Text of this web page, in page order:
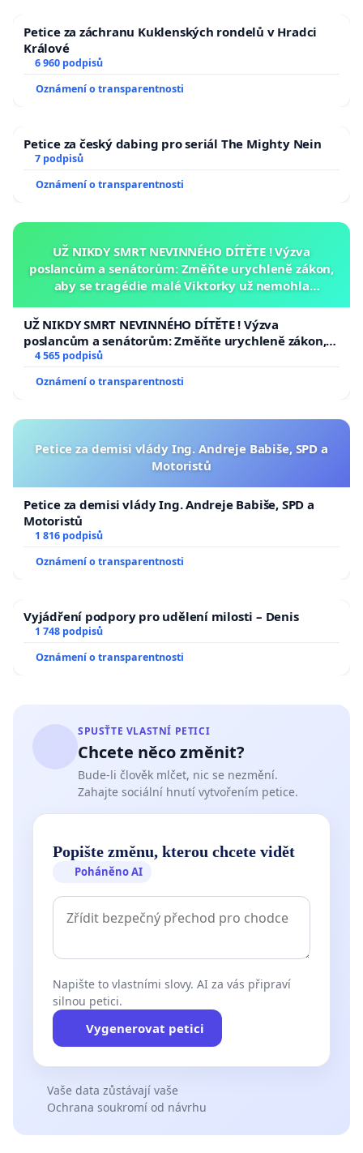
Petice za záchranu Kuklenských rondelů v Hradci
Králové
6 960 podpisů
Oznámení o transparentnosti
Petice za český dabing pro seriál The Mighty Nein
7 podpisů
Oznámení o transparentnosti
UŽ NIKDY SMRT NEVINNÉHO DÍTĚTE ! Výzva
poslancům a senátorům: Změňte urychleně zákon,
aby se tragédie malé Viktorky už nemohla
UŽ NIKDY SMRT NEVINNÉHO DÍTĚTE ! Výzva
poslancům a senátorům: Změňte urychleně zákon,
aby se tragédie malé Viktorky už nemohla opakovat!
4 565 podpisů
Oznámení o transparentnosti
Petice za demisi vlády Ing. Andreje Babiše, SPD a
Motoristů
Petice za demisi vlády Ing. Andreje Babiše, SPD a
Motoristů
1 816 podpisů
Oznámení o transparentnosti
Vyjádření podpory pro udělení milosti – Denis
1 748 podpisů
Oznámení o transparentnosti
SPUSŤTE VLASTNÍ PETICI
Chcete něco změnit?
Bude-li člověk mlčet, nic se nezmění.
Zahajte sociální hnutí vytvořením petice.
Popište změnu, kterou chcete vidět
Poháněno AI
Napište to vlastními slovy. AI za vás připraví
silnou petici.
Vygenerovat petici
Vaše data zůstávají vaše
Ochrana soukromí od návrhu